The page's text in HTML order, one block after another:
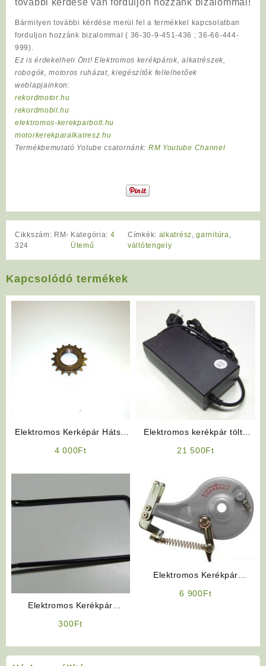
Bármilyen további kérdése merül fel a termékkel kapcsolatban
forduljon hozzánk bizalommal ( 36-30-9-451-436 ; 36-66-444-
999).
Ez is érdekelheti Önt! Elektromos kerékpárok, alkatrészek,
robogók, motoros ruházat, kiegészítők fellelhetőek
weblapjainkon:
rekordmotor.hu
rekordmobil.hu
elektromos-kerekparbolt.hu
motorkerekparalkatresz.hu
Termékbemutató Yotube csatornánk: RM Youtube Channel
Cikkszám: RM-
324
Kategória: 4
Ütemű
Címkék: alkatrész,garnitúra,
váltótengely
Kapcsolódó termékek
Elektromos Kerképár Hátsó
4 000Ft
Elektromos kerékpár töltő
21 500Ft
Elektromos Kerékpár
300Ft
Elektromos Kerékpár
6 900Ft